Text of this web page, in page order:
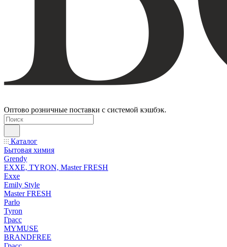
Оптово розничные поставки с системой кэшбэк.
Каталог
Бытовая химия
Grendy
EXXE, TYRON, Master FRESH
Exxe
Emily Style
Master FRESH
Parlo
Tyron
Грасс
MYMUSE
BRANDFREE